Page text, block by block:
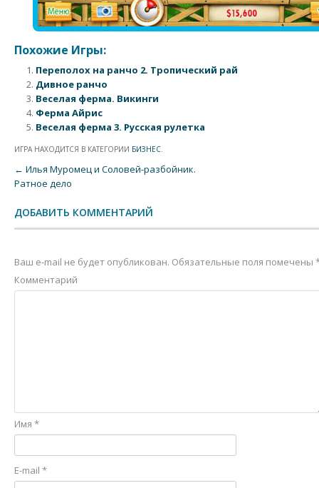
Похожие Игры:
Переполох на ранчо 2. Тропический рай
Дивное ранчо
Веселая ферма. Викинги
Ферма Айрис
Веселая ферма 3. Русская рулетка
ИГРА НАХОДИТСЯ В КАТЕГОРИИ БИЗНЕС.
Post navigation
← Илья Муромец и Соловей-разбойник.
Ратное дело
ДОБАВИТЬ КОММЕНТАРИЙ
Ваш e-mail не будет опубликован. Обязательные поля помечены
Комментарий
Имя *
E-mail *